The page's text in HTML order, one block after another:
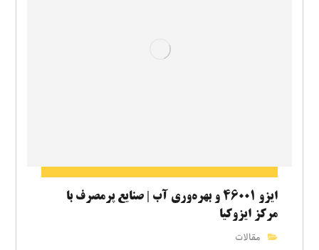
ایزو ۴۶۰۰۱ و بهره‌وری آب | صنایع پرمصرف با
مرکز ایزوکیا
مقالات